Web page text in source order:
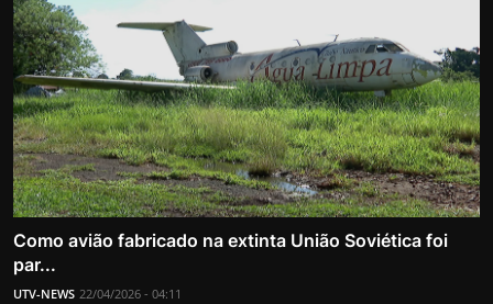
Como avião fabricado na extinta União Soviética foi
par...
UTV-NEWS 22/04/2026 - 04:11